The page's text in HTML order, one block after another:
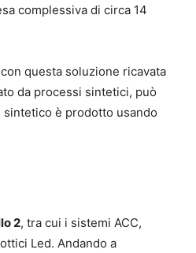
complessiva di circa 14
questa soluzione ricavata
da processi sintetici, può
è prodotto usando
2, tra cui i sistemi ACC,
Led. Andando a